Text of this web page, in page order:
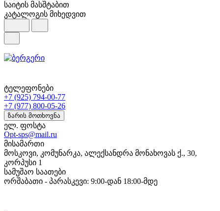
საიტის მასშტაბით
კატალოგის მიხედვით
ტელეფონები
+7 (925) 794-00-77
+7 (977) 800-05-26
ზარის მოთხოვნა
ელ. ფოსტა
Opt-sps@mail.ru
მისამართი
მოსკოვი, კომუნარკა, ალექსანდრა მონახოვას ქ., 30,
კორპუსი 1
სამუშაო საათები
ორშაბათი - პარასკევი: 9:00-დან 18:00-მდე